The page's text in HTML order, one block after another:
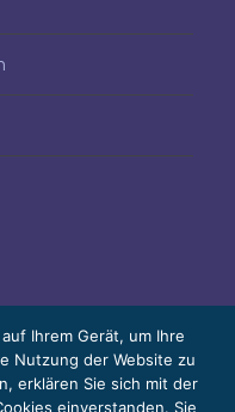
y García,
Ihrem Gerät, um Ihre
Nutzung der Website zu
erklären Sie sich mit der
einverstanden. Sie